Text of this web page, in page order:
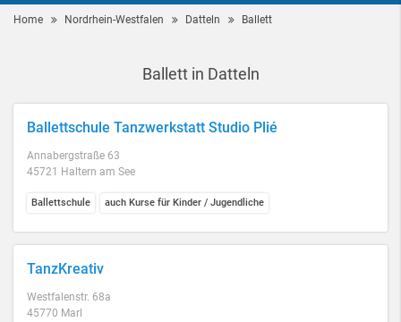
Home Nordrhein-Westfalen Datteln Ballett
Ballett in Datteln
Ballettschule Tanzwerkstatt Studio Plié
Annabergstraße 63
45721 Haltern am See
Ballettschule auch Kurse für Kinder / Jugendliche
TanzKreativ
Westfalenstr. 68a
45770 Marl